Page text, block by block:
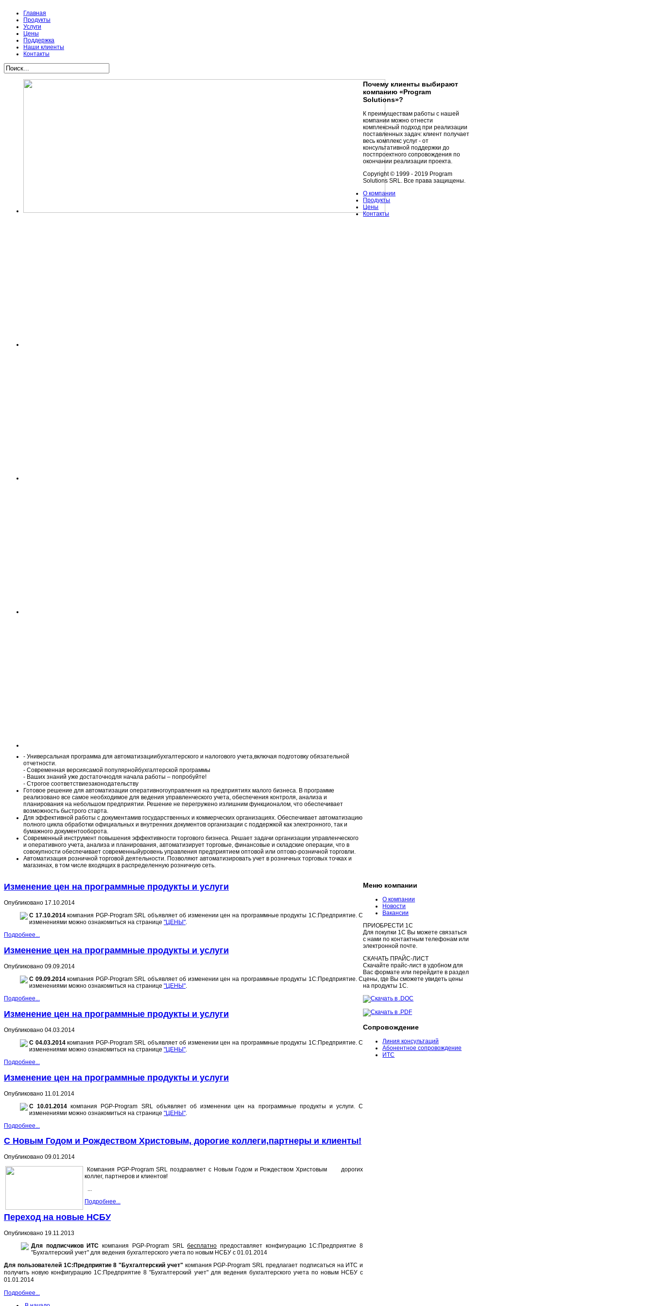
Главная
Продукты
Услуги
Цены
Поддержка
Наши клиенты
Контакты
- Универсальная программа для автоматизациибухгалтерского и налогового учета,включая подготовку обязательной
отчетности.
- Современная версиясамой популярнойбухгалтерской программы
- Ваших знаний уже достаточнодля начала работы – попробуйте!
- Строгое соответствиезаконодательству
Готовое решение для автоматизации оперативногоуправления на предприятиях малого бизнеса. В программе
реализовано все самое необходимое для ведения управленческого учета, обеспечения контроля, анализа и
планирования на небольшом предприятии. Решение не перегружено излишним функционалом, что обеспечивает
возможность быстрого старта.
Для эффективной работы с документамив государственных и коммерческих организациях. Обеспечивает автоматизацию
полного цикла обработки официальных и внутренних документов организации с поддержкой как электронного, так и
бумажного документооборота.
Современный инструмент повышения эффективности торгового бизнеса. Решает задачи организации управленческого
и оперативного учета, анализа и планирования, автоматизирует торговые, финансовые и складские операции, что в
совокупности обеспечивает современныйуровень управления предприятием оптовой или оптово-розничной торговли.
Автоматизация розничной торговой деятельности. Позволяют автоматизировать учет в розничных торговых точках и
магазинах, в том числе входящих в распределенную розничную сеть.
Почему клиенты выбирают
компанию «Program
Solutions»?
К преимуществам работы с нашей
компании можно отнести
комплексный подход при реализации
поставленных задач: клиент получает
весь комплекс услуг - от
консультативной поддержки до
постпроектного сопровождения по
окончании реализации проекта.
Изменение цен на программные продукты и услуги
Опубликовано 17.10.2014
С 17.10.2014компания PGP-Program SRL объявляет об изменении цен на программные продукты 1С:Предприятие. С
изменениями можно ознакомиться на странице "ЦЕНЫ".
Подробнее...
Изменение цен на программные продукты и услуги
Опубликовано 09.09.2014
С 09.09.2014компания PGP-Program SRL объявляет об изменении цен на программные продукты 1С:Предприятие. С
изменениями можно ознакомиться на странице "ЦЕНЫ"
Подробнее...
Изменение цен на программные продукты и услуги
Опубликовано 04.03.2014
С 04.03.2014компания PGP-Program SRL объявляет об изменении цен на программные продукты 1С:Предприятие. С
изменениями можно ознакомиться на странице "ЦЕНЫ"
Подробнее...
Изменение цен на программные продукты и услуги
Опубликовано 11.01.2014
С 10.01.2014компания PGP-Program SRL объявляет об изменении цен на программные продукты и услуги. С
изменениями можно ознакомиться на странице "ЦЕНЫ"
Подробнее...
С Новым Годом и Рождеством Христовым, дорогие коллеги,партнеры и клиенты!
Опубликовано 09.01.2014
Компания PGP-Program SRL поздравляет с Новым Годом и Рождеством Христовым дорогих
коллег, партнеров и клиентов!
...
Подробнее...
Переход на новые НСБУ
Опубликовано 19.11.2013
Для подписчиков ИТС компания PGP-Program SRLбесплатно предоставляет конфигурацию 1С:Предприятие 8
"Бухгалтерский учет" для ведения бухгалтерского учета по новым НСБУ с 01.01.2014
Для пользователей 1С:Предприятие 8 "Бухгалтерский учет" компания PGP-Program SRL предлагает подписаться на ИТС и
получить новуюконфигурацию 1С:Предприятие 8 "Бухгалтерский учет" для ведения бухгалтерского учета по новым НСБУ с
01.01.2014
Подробнее...
Меню компании
О компании
Новости
Вакансии
ПРИОБРЕСТИ 1С
Для покупки 1С Вы можете связаться
с нами по контактным телефонам или
электронной почте.
СКАЧАТЬ ПРАЙС-ЛИСТ
Скачайте прайс-лист в удобном для
Вас формате или перейдите в раздел
цены, где Вы сможете увидеть цены
на продукты 1С.
Скачать в .DOC
Скачать в .PDF
Сопровождение
Линия консультаций
Абонентное сопровождение
ИТС
Copyright © 1999 - 2019 Program
Solutions SRL. Все права защищены.
О компании
Продукты
Цены
Контакты